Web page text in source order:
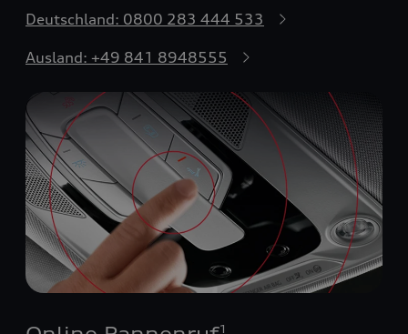
Deutschland: 0800 283 444 533
Ausland: +49 841 8948555
1